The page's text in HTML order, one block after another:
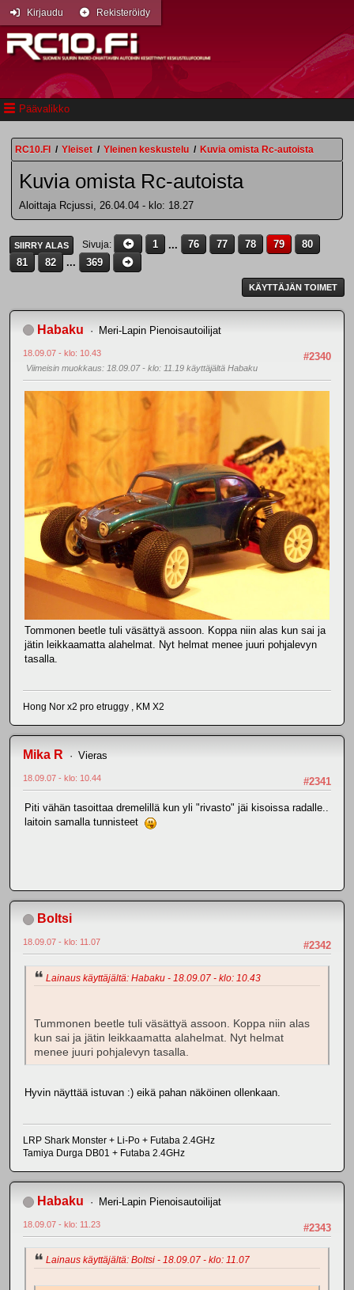
Päävalikko
Kirjaudu Rekisteröidy
RC10.FI / Yleiset / Yleinen keskustelu / Kuvia omista Rc-autoista
Kuvia omista Rc-autoista
Aloittaja Rcjussi, 26.04.04 - klo: 18.27
SIIRRY ALAS Sivuja 1 ... 76 77 78 79
80
81
82 ... 369
KÄYTTÄJÄN TOIMET
Habaku Meri-Lapin Pienoisautoilijat
#2340
18.09.07 - klo: 10.43
Viimeisin muokkaus: 18.09.07 - klo: 11.19 käyttäjältä Habaku
Tommonen beetle tuli väsättyä assoon. Koppa niin alas kun sai ja
jätin leikkaamatta alahelmat. Nyt helmat menee juuri pohjalevyn
tasalla.
Hong Nor x2 pro etruggy , KM X2
Mika R Vieras
#2341
18.09.07 - klo: 10.44
Piti vähän tasoittaa dremelillä kun yli "rivasto" jäi kisoissa radalle..
laitoin samalla tunnisteet
Boltsi
#2342
18.09.07 - klo: 11.07
Lainaus käyttäjältä: Habaku - 18.09.07 - klo: 10.43
Tummonen beetle tuli väsättyä assoon. Koppa niin alas
kun sai ja jätin leikkaamatta alahelmat. Nyt helmat
menee juuri pohjalevyn tasalla.
Hyvin näyttää istuvan :) eikä pahan näköinen ollenkaan.
LRP Shark Monster + Li-Po + Futaba 2.4GHz
Tamiya Durga DB01 + Futaba 2.4GHz
Habaku Meri-Lapin Pienoisautoilijat
#2343
18.09.07 - klo: 11.23
Lainaus käyttäjältä: Boltsi - 18.09.07 - klo: 11.07